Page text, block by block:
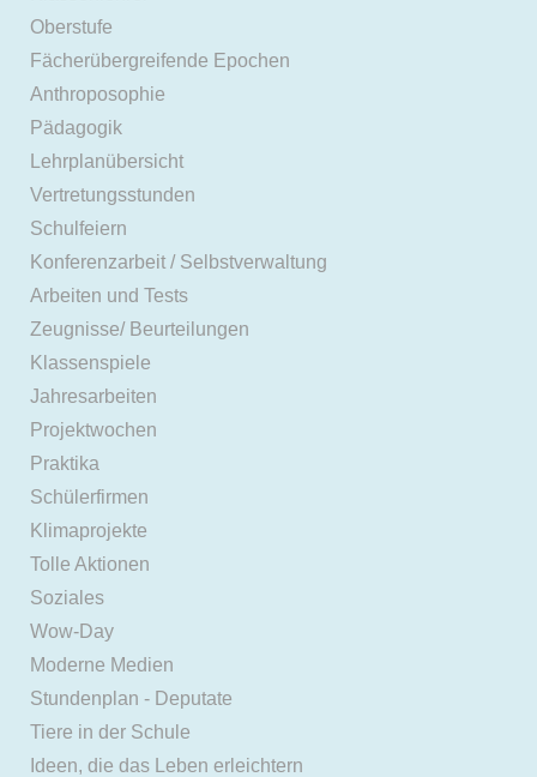
Oberstufe
Fächerübergreifende Epochen
Anthroposophie
Pädagogik
Lehrplanübersicht
Vertretungsstunden
Schulfeiern
Konferenzarbeit / Selbstverwaltung
Arbeiten und Tests
Zeugnisse/ Beurteilungen
Klassenspiele
Jahresarbeiten
Projektwochen
Praktika
Schülerfirmen
Klimaprojekte
Tolle Aktionen
Soziales
Wow-Day
Moderne Medien
Stundenplan - Deputate
Tiere in der Schule
Ideen, die das Leben erleichtern